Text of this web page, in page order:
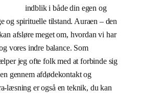
indblik i både din egen og
og spirituelle tilstand. Auraen – den
afsløre meget om, hvordan vi har
vores indre balance. Som
jeg ofte folk med at forbinde sig
gennem afdødekontakt og
læsning er også en teknik, du kan